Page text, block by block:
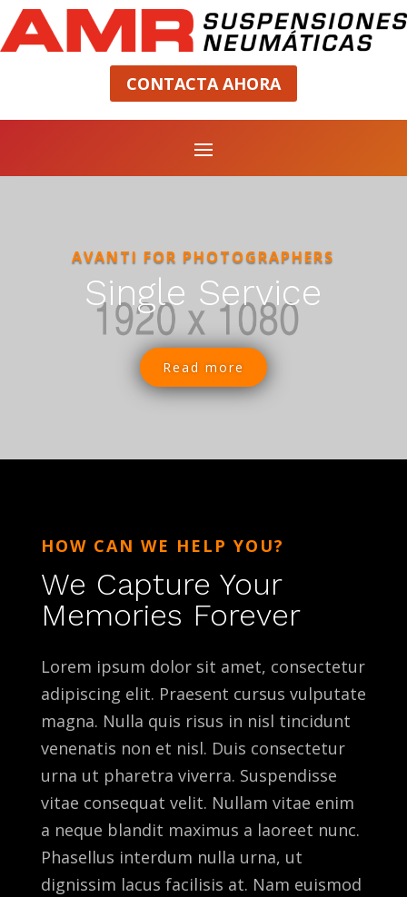
CONTACTA AHORA
AVANTI FOR PHOTOGRAPHERS
Single Service
Read more
HOW CAN WE HELP YOU?
We Capture Your
Memories Forever
Lorem ipsum dolor sit amet, consectetur
adipiscing elit. Praesent cursus vulputate
magna. Nulla quis risus in nisl tincidunt
venenatis non et nisl. Duis consectetur
urna ut pharetra viverra. Suspendisse
vitae consequat velit. Nullam vitae enim
a neque blandit maximus a laoreet nunc.
Phasellus interdum nulla urna, ut
dignissim lacus facilisis at. Nam euismod